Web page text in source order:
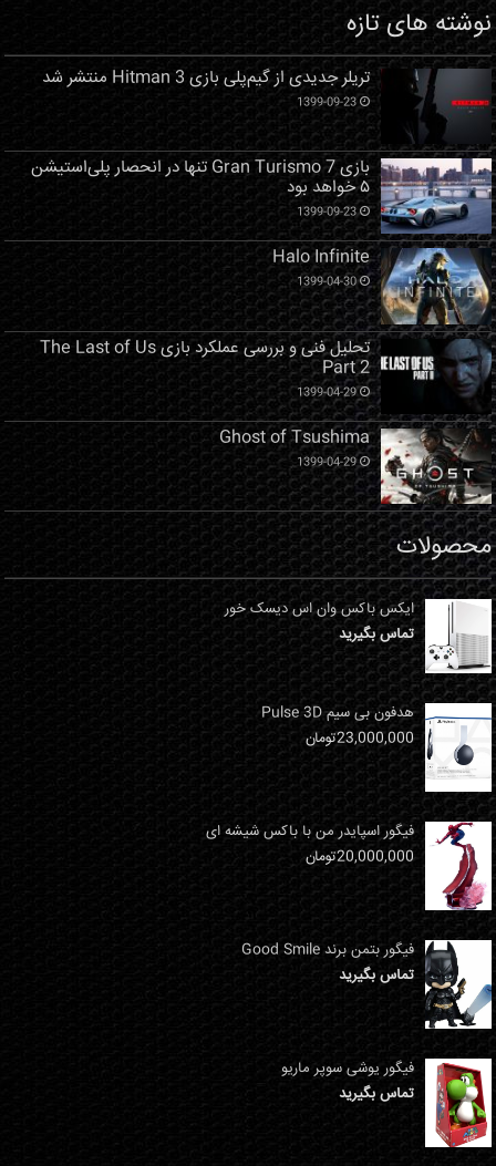
نوشته های تازه
تریلر جدیدی از گیم‌پلی بازی Hitman 3 منتشر شد
1399-09-23
بازی Gran Turismo 7 تنها در انحصار پلی‌استیشن
۵ خواهد بود
1399-09-23
Halo Infinite
1399-04-30
تحلیل فنی و بررسی عملکرد بازی The Last of Us
Part 2
1399-04-29
Ghost of Tsushima
1399-04-29
محصولات
ایکس باکس وان اس دیسک خور
تماس بگیرید
هدفون بی سیم Pulse 3D
23,000,000تومان
فیگور اسپایدر من با باکس شیشه ای
20,000,000تومان
فیگور بتمن برند Good Smile
تماس بگیرید
فیگور یوشی سوپر ماریو
تماس بگیرید